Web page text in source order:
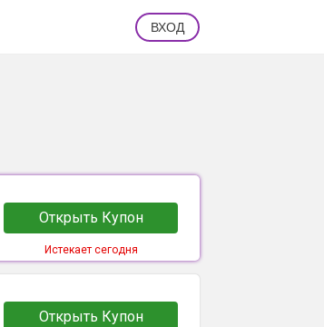
ВХОД
Открыть Купон
Истекает сегодня
Открыть Купон